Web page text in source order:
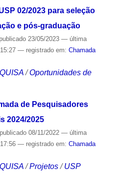
02/2023 para seleção
e pós-graduação
publicado23/05/2023 — última
— registrado em: Chamada
/Oportunidades de
de Pesquisadores
2024/2025
publicado08/11/2022 — última
— registrado em: Chamada
/Projetos/USP